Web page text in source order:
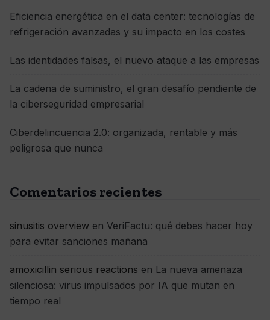
Eficiencia energética en el data center: tecnologías de
refrigeración avanzadas y su impacto en los costes
Las identidades falsas, el nuevo ataque a las empresas
La cadena de suministro, el gran desafío pendiente de
la ciberseguridad empresarial
Ciberdelincuencia 2.0: organizada, rentable y más
peligrosa que nunca
Comentarios recientes
sinusitis overview en VeriFactu: qué debes hacer hoy
para evitar sanciones mañana
amoxicillin serious reactions en La nueva amenaza
silenciosa: virus impulsados por IA que mutan en
tiempo real